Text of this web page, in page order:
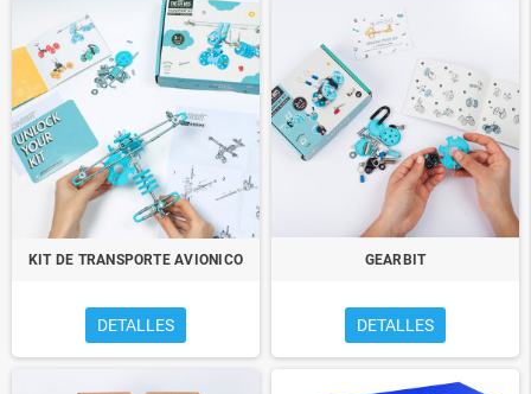
KIT DE TRANSPORTE AVIONICO
DETALLES
GEARBIT
DETALLES